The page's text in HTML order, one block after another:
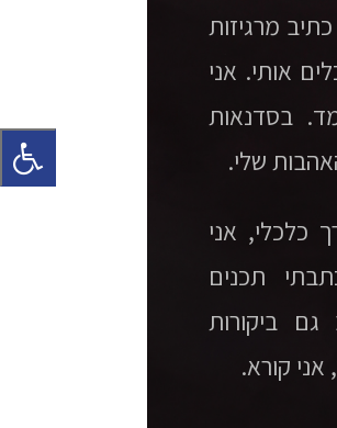
מרגיזות
אותי. אני
בסדנאות
שלי.
כלכלי, אני
תכנים
גם ביקורות
קורא.